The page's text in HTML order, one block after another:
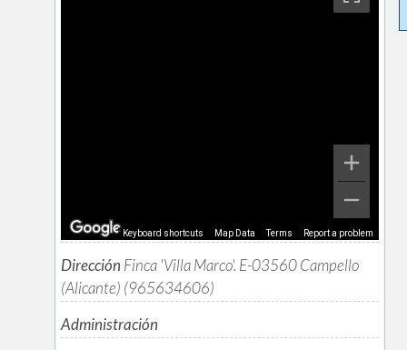
Keyboard shortcuts Map Data Terms Report a problem
Dirección Finca 'Villa Marco'. E-03560 Campello
(Alicante) (965634606)
Administración